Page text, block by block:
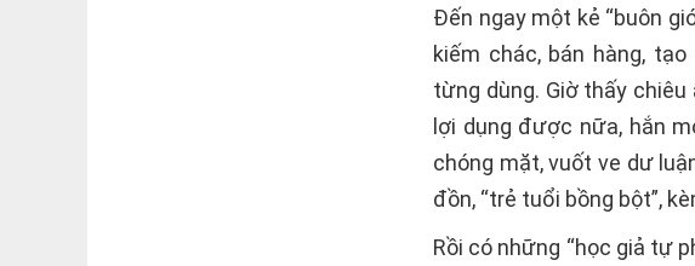
Đến ngay một kẻ “buôn
kiếm chác, bán hàng,
từng dùng. Giờ thấy
lợi dụng được nữa, hắn
chóng mặt, vuốt ve dư
đồn, “trẻ tuổi bồng bột”,
Rồi có những “học giả tự